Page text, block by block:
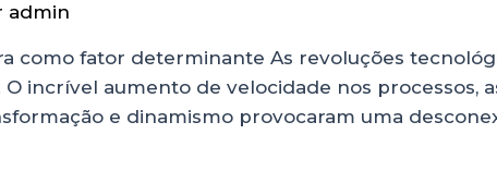
admin
como fator determinante As revoluções
incrível aumento de velocidade nos processos,
e dinamismo provocaram uma